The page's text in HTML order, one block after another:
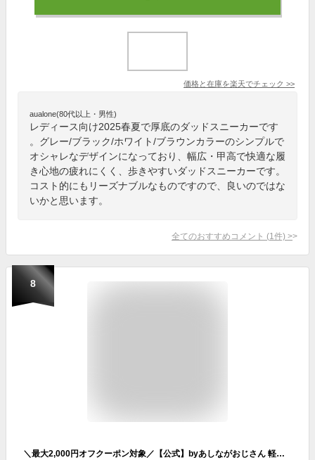
価格と在庫を楽天でチェック >>
aualone(80代以上・男性)
レディース向け2025春夏で厚底のダッドスニーカーです
。グレー/ブラック/ホワイト/ブラウンカラーのシンプルで
オシャレなデザインになっており、幅広・甲高で快適な履
き心地の疲れにくく、歩きやすいダッドスニーカーです。
コスト的にもリーズナブルなものですので、良いのではな
いかと思います。
全てのおすすめコメント (1 件) >
8
＼最大2,000円オフクーポン対象／【公式】byあしながおじさん 軽量 | 厚底リボンレーススニーカー 25ss | 8740211 レディース 春夏 靴 厚底 痛くない 歩きやすい 疲れない 履きやすい おしゃれ 幅広 甲高 スニーカー シューズ 外反母趾 厚底スニーカー カジュアル 送料無料